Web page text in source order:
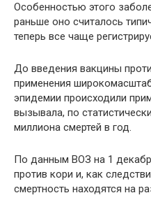
Особенностью этого
раньше оно считалось
теперь все чаще
До введения вакцины
применения
эпидемии происходили
вызывала, по
миллиона смертей в год.
По данным ВОЗ на 1
против кори и, как
смертность находятся на